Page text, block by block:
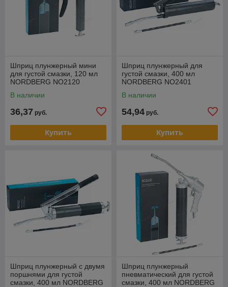
Шприц плунжерный мини
для густой смазки, 120 мл
NORDBERG NO2120
В наличии
36,37 руб.
Купить
Шприц плунжерный для
густой смазки, 400 мл
NORDBERG NO2401
В наличии
54,94 руб.
Купить
Шприц плунжерный с двумя
поршнями для густой
смазки, 400 мл NORDBERG
Шприц плунжерный
пневматический для густой
смазки, 400 мл NORDBERG